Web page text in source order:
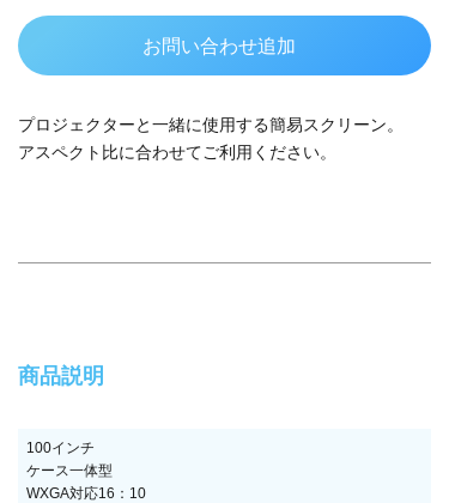
お問い合わせ追加
プロジェクターと一緒に使用する簡易スクリーン。
アスペクト比に合わせてご利用ください。
商品説明
100インチ
ケース一体型
WXGA対応16：10